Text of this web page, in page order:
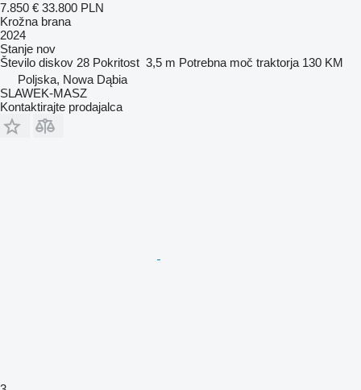
7.850 € 33.800 PLN
Krožna brana
2024
Stanje nov
Število diskov 28 Pokritost 3,5 m Potrebna moč traktorja 130 KM
Poljska, Nowa Dąbia
SLAWEK-MASZ
Kontaktirajte prodajalca